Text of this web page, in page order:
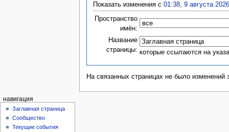
Показать изменения с01:38, 9 августа
Пространство
имён:
Название
страницы: которые ссылаются на
На связанных страницах не было изменений
навигация
Заглавная страница
Сообщество
Текущие события